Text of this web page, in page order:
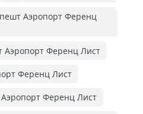
Аэропорт Ференц
Ференц Лист
Ференц Лист
Ференц Лист